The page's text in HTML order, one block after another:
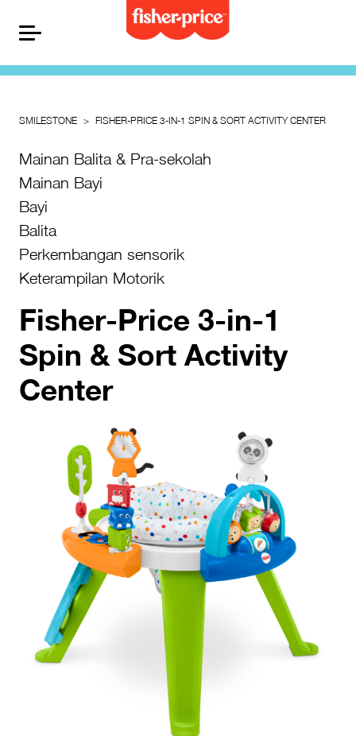
SMILESTONE FISHER-PRICE 3-IN-1 SPIN & SORT ACTIVITY CENTER
Mainan Balita & Pra-sekolah
Mainan Bayi
Bayi
Balita
Perkembangan sensorik
Keterampilan Motorik
Fisher-Price 3-in-1
Spin & Sort Activity
Center